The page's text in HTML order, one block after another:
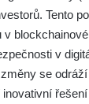
Tento
v
se